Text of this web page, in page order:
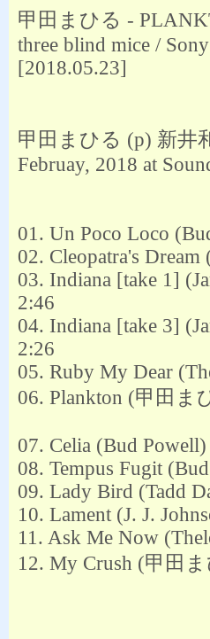
甲田まひる -
three blind mice /
[2018.05.23]
甲田まひる (p) 新井
Februay, 2018 at
01. Un Poco Loco
02. Cleopatra's
03. Indiana [take 1]
2:46
04. Indiana [take 3]
2:26
05. Ruby My Dear
06. Plankton (甲田ま
07. Celia (Bud
08. Tempus Fugit
09. Lady Bird (Tadd
10. Lament (J. J.
11. Ask Me Now
12. My Crush (甲田